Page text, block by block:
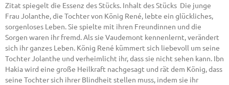
Zitat spiegelt die Essenz des Stücks. Inhalt des Stücks Die junge
Frau Jolanthe, die Tochter von König René, lebte ein glückliches,
sorgenloses Leben. Sie spielte mit ihren Freundinnen und die
Sorgen waren ihr fremd. Als sie Vaudemont kennenlernt, verändert
sich ihr ganzes Leben. König René kümmert sich liebevoll um seine
Tochter Jolanthe und verheimlicht ihr, dass sie nicht sehen kann. Ibn
Hakia wird eine große Heilkraft nachgesagt und rät dem König, dass
seine Tochter sich ihrer Blindheit stellen muss, indem sie ihr